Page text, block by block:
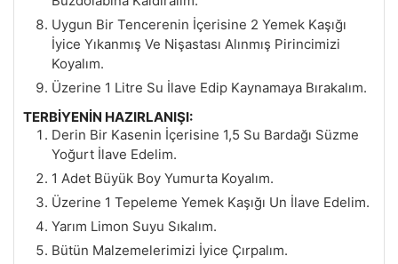
Uygun Bir Tencerenin İçerisine 2 Yemek Kaşığı
İyice Yıkanmış Ve Nişastası Alınmış Pirincimizi
Koyalım.
Üzerine 1 Litre Su İlave Edip Kaynamaya Bırakalım.
TERBİYENİN HAZIRLANIŞI:
Derin Bir Kasenin İçerisine 1,5 Su Bardağı Süzme
Yoğurt İlave Edelim.
1 Adet Büyük Boy Yumurta Koyalım.
Üzerine 1 Tepeleme Yemek Kaşığı Un İlave Edelim.
Yarım Limon Suyu Sıkalım.
Bütün Malzemelerimizi İyice Çırpalım.